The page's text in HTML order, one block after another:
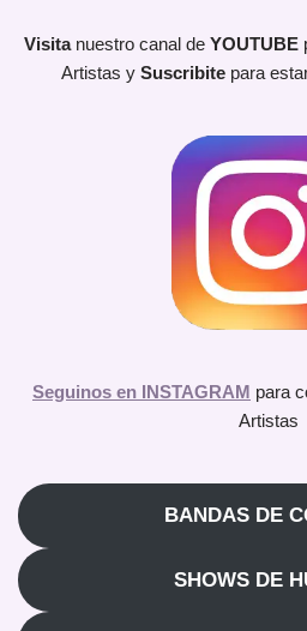
Visita nuestro canal de YOUTUBE
Artistas y Suscribite para
Seguinos en INSTAGRAM para
Artistas
BANDAS DE
SHOWS DE